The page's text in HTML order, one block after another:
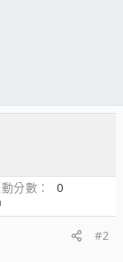
分數
0
#2